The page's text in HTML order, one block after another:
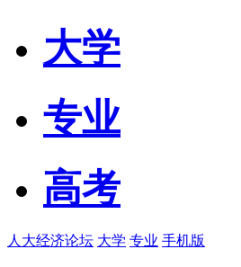
大学
专业
高考
人大经济论坛 大学 专业 手机版